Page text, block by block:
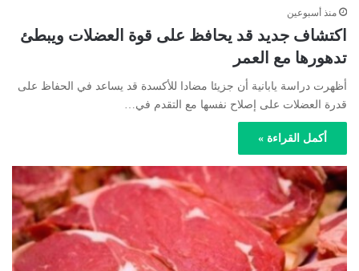
منذ أسبوعين
اكتشاف جديد قد يحافظ على قوة العضلات ويبطئ
تدهورها مع العمر
أظهرت دراسة يابانية أن جزيئا مضادا للأكسدة قد يساعد في الحفاظ على
قدرة العضلات على إصلاح نفسها مع التقدم في…
أكمل القراءة »